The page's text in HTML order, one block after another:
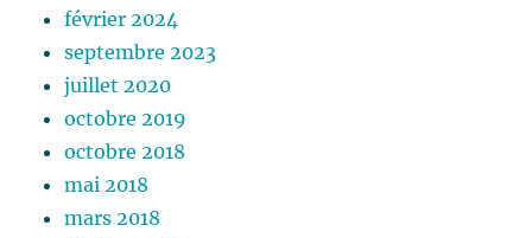
février 2024
septembre 2023
juillet 2020
octobre 2019
octobre 2018
mai 2018
mars 2018